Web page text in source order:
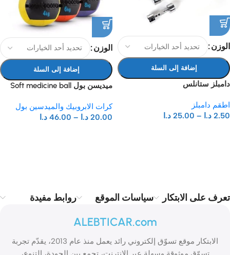
الوزن
إضافة إلى السلة
دامبلز ستانلس
اطقم دامبلز
2.50 د.ا –
25.00 د.ا
الوزن
إضافة إلى السلة
ميديسن بول Soft medicine ball
كرات الابروبيك والميدسين بول
20.00 د.ا –
46.00 د.ا
تعرف على الابتكار سياسات الموقع روابط مفيدة
ALEBTICAR.com
الابتكار موقع تسوّق إلكتروني رائد يعمل منذ عام 2013، يقدّم تجربة